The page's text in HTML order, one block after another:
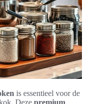
is essentieel voor de
Deze premium